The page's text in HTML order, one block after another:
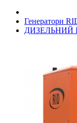
Генератори
ДИЗЕЛЬНИЙ